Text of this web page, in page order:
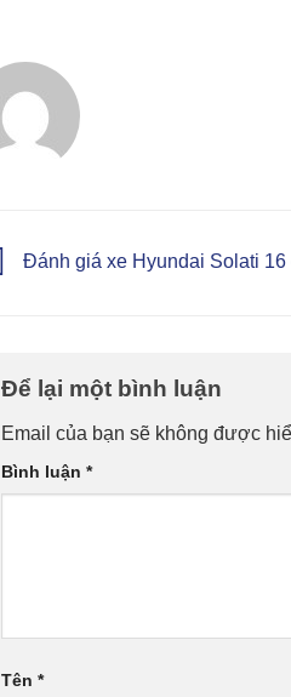
Đánh giá xe Hyundai Solati 16
Để lại một bình luận
Email của bạn sẽ không được
Bình luận *
Tên *